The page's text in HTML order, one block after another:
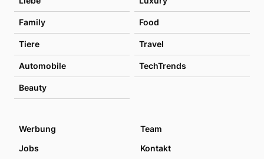
Family Food
Tiere Travel
Automobile TechTrends
Beauty
Werbung
Team
Jobs
Kontakt